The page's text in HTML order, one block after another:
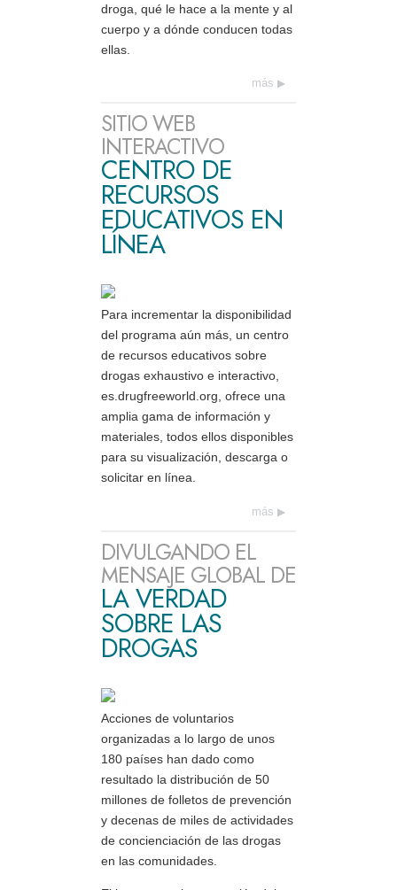
droga, qué le hace a la mente y al
cuerpo y a dónde conducen todas
ellas.
más
SITIO WEB
INTERACTIVO
CENTRO DE
RECURSOS
EDUCATIVOS EN
LÍNEA
Para incrementar la disponibilidad
del programa aún más, un centro
de recursos educativos sobre
drogas exhaustivo e interactivo,
es.drugfreeworld.org, ofrece una
amplia gama de información y
materiales, todos ellos disponibles
para su visualización, descarga o
solicitar en línea.
más
DIVULGANDO EL
MENSAJE GLOBAL DE
LA VERDAD
SOBRE LAS
DROGAS
Acciones de voluntarios
organizadas a lo largo de unos
180 países han dado como
resultado la distribución de 50
millones de folletos de prevención
y decenas de miles de actividades
de concienciación de las drogas
en las comunidades.